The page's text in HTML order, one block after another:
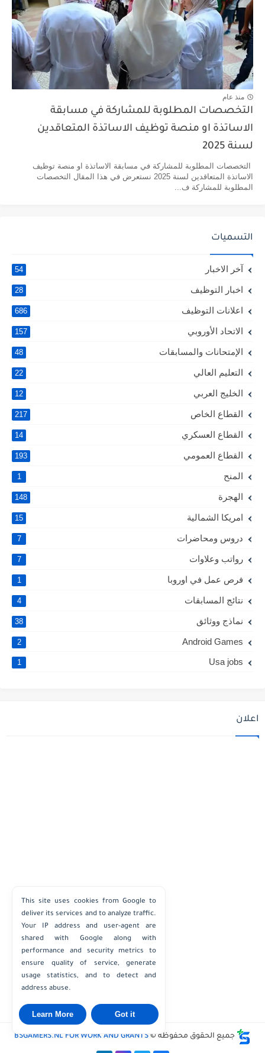
منذ عام
التخصصات المطلوبة للمشاركة في مسابقة
الاساتذة او منصة توظيف الاساتذة المتعاقدين
لسنة 2025
التخصصات المطلوبة للمشاركة في مسابقة الاساتذة او منصة توظيف
الاساتذة المتعاقدين لسنة 2025 نستعرض في هذا المقال التخصصات
المطلوبة للمشاركة ف...
التسميات
آخر الاخبار 54
اخبار التوظيف 28
اعلانات التوظيف 686
الاتحاد الأوروبي 157
الإمتحانات والمسابقات 48
التعليم العالي 22
الخليج العربي 12
القطاع الخاص 217
القطاع العسكري 14
القطاع العمومي 193
المنح 1
الهجرة 148
امريكا الشمالية 15
دروس ومحاضرات 7
رواتب وعلاوات 7
فرص عمل في اوروبا 1
نتائج المسابقات 4
نماذج ووثائق 38
Android Games
2
Usa jobs
1
اعلان
جميع الحقوق محفوظة © BSGAMERS.NL FOR WORK AND GRANTS
This site uses cookies from Google to
deliver its services and to analyze traffic.
Your IP address and user-agent are
shared with Google along with
performance and security metrics to
ensure quality of service, generate
usage statistics, and to detect and
address abuse.
Learn More Got it